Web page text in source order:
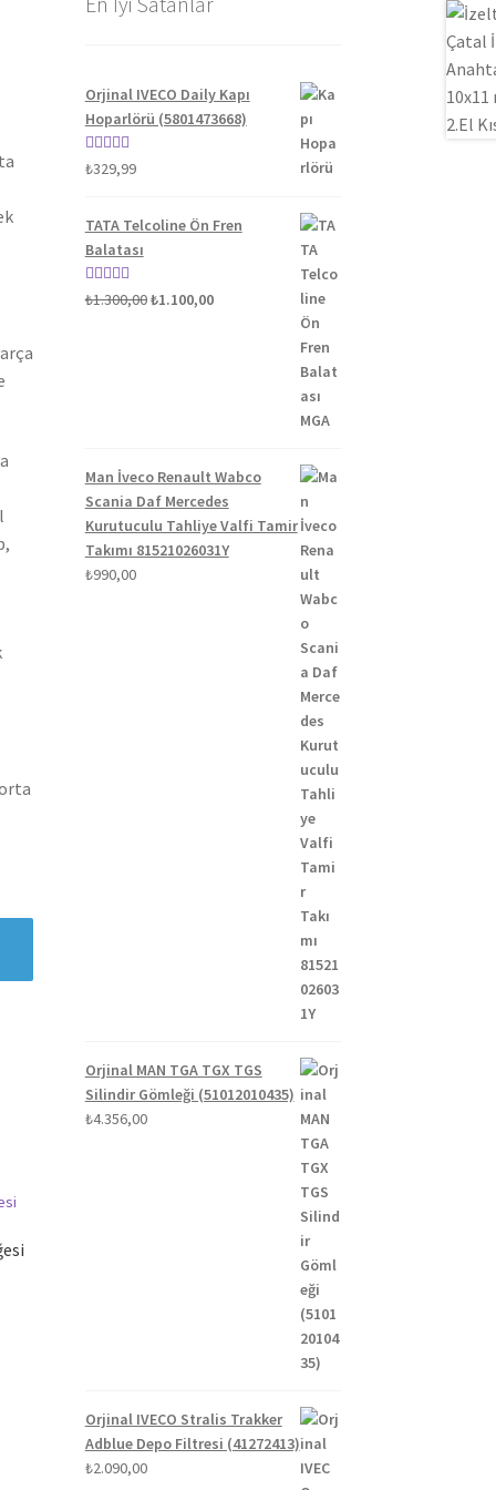
Orjinal IVECO Daily Kapı
Hoparlörü (5801473668)
5 üzerinden
₺329,99
TATA Telcoline Ön Fren
Balatası
5 üzerinden
₺1.300,00Orijinal
₺1.100,00Şu
Man İveco Renault Wabco
Scania Daf Mercedes
Kurutuculu Tahliye Valfi Tamir
Takımı 81521026031Y
₺990,00
Orjinal MAN TGA TGX TGS
Silindir Gömleği (51012010435)
₺4.356,00
Orjinal IVECO Stralis Trakker
Adblue Depo Filtresi (41272413)
₺2.090,00